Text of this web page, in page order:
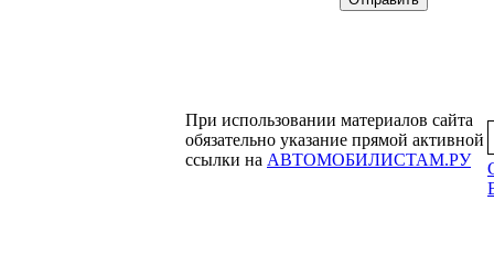
При использовании материалов сайта
обязательно указание прямой активной
ссылки на АВТОМОБИЛИСТАМ.РУ